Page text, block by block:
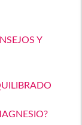
Y